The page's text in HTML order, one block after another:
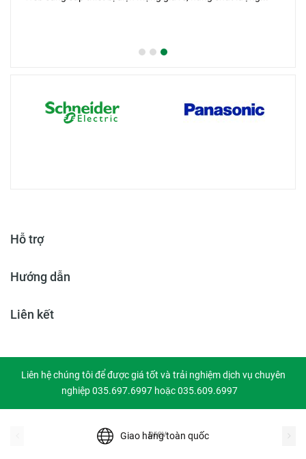
Hỗ trợ
Hướng dẫn
Liên kết
Liên hệ chúng tôi để được giá tốt và trải nghiệm dịch vụ chuyên
nghiệp 035.697.6997 hoặc 035.609.6997
Giao hàng toàn quốc
prev